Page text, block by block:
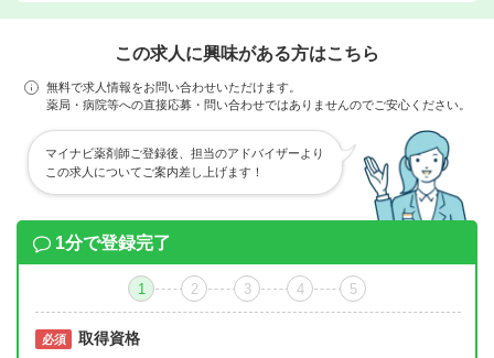
この求人に興味がある方はこちら
無料で求人情報をお問い合わせいただけます。
薬局・病院等への直接応募・問い合わせではありませんのでご安心ください。
マイナビ薬剤師ご登録後、担当のアドバイザーより
この求人についてご案内差し上げます！
1分で登録完了
1 2 3 4 5
必須 取得資格